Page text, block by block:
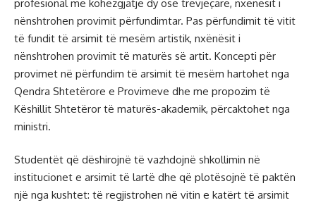
profesional me kohëzgjatje dy ose trevjeçare, nxënësit i
nënshtrohen provimit përfundimtar. Pas përfundimit të vitit
të fundit të arsimit të mesëm artistik, nxënësit i
nënshtrohen provimit të maturës së artit. Koncepti për
provimet në përfundim të arsimit të mesëm hartohet nga
Qendra Shtetërore e Provimeve dhe me propozim të
Këshillit Shtetëror të maturës-akademik, përcaktohet nga
ministri.
Studentët që dëshirojnë të vazhdojnë shkollimin në
institucionet e arsimit të lartë dhe që plotësojnë të paktën
një nga kushtet: të regjistrohen në vitin e katërt të arsimit